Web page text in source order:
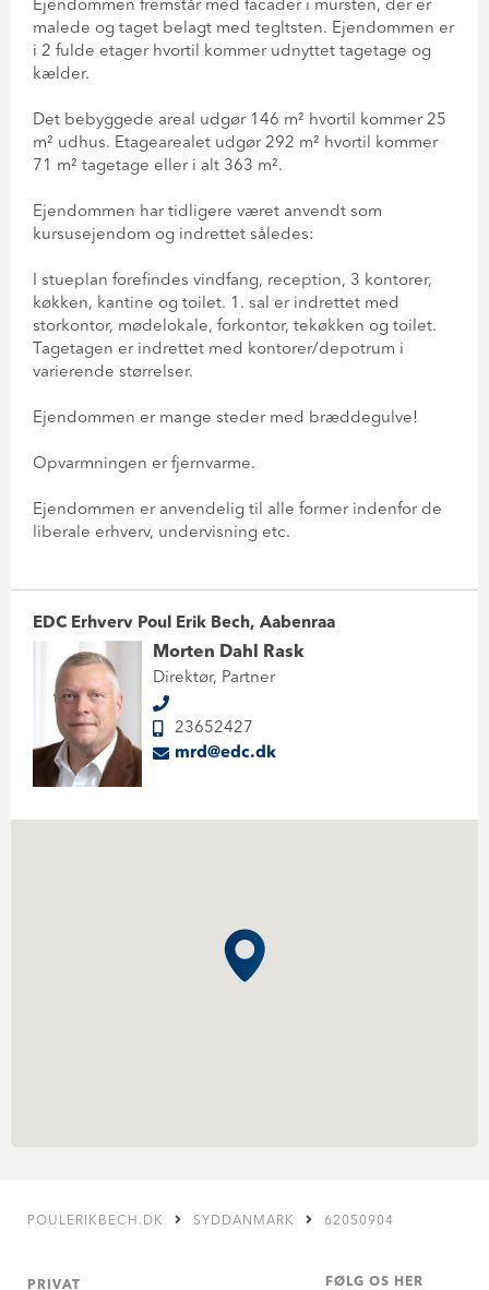
Ejendommen fremstår med facader i mursten, der er
malede og taget belagt med tegltsten. Ejendommen er
i 2 fulde etager hvortil kommer udnyttet tagetage og
kælder.
Det bebyggede areal udgør 146 m² hvortil kommer 25
m² udhus. Etagearealet udgør 292 m² hvortil kommer
71 m² tagetage eller i alt 363 m².
Ejendommen har tidligere været anvendt som
kursusejendom og indrettet således:
I stueplan forefindes vindfang, reception, 3 kontorer,
køkken, kantine og toilet. 1. sal er indrettet med
storkontor, mødelokale, forkontor, tekøkken og toilet.
Tagetagen er indrettet med kontorer/depotrum i
varierende størrelser.
Ejendommen er mange steder med bræddegulve!
Opvarmningen er fjernvarme.
Ejendommen er anvendelig til alle former indenfor de
liberale erhverv, undervisning etc.
EDC Erhverv Poul Erik Bech, Aabenraa
Morten Dahl Rask
Direktør, Partner
23652427
mrd@edc.dk
POULERIKBECH.DK SYDDANMARK 62050904
PRIVAT FØLG OS HER